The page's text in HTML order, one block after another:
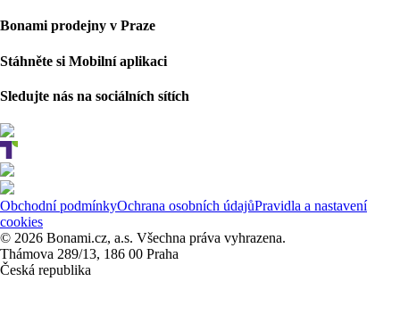
Bonami prodejny v Praze
Stáhněte si Mobilní aplikaci
Sledujte nás na sociálních sítích
Obchodní podmínkyOchrana osobních údajůPravidla a nastavení
cookies
© 2026 Bonami.cz, a.s. Všechna práva vyhrazena.
Thámova 289/13, 186 00 Praha
Česká republika